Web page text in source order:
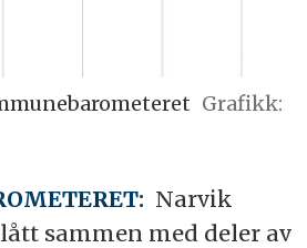
Grafikk:
Narvik
sammen med deler av